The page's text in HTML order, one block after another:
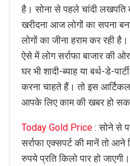
है। सोना से पहले चांदी लखपति
खरीदना आज लोगों का सपना
लोगों का जीना हराम कर रही
ऐसे में लोग सर्राफा बाजार की
घर भी शादी-ब्याह या बर्थ-डे-
करना चाहते हैं। तो इस
आपके लिए काम की खबर हो
Today Gold Price : सोने से
सर्राफा एक्सपर्ट की मानें तो
रुपये प्रति किलो पार हो